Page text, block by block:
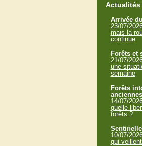
Actualités
Arrivée
23/07/
mais la
continue
Forêts et
21/07/
une
semaine
Forêts
14/07/
quelle
forêts ?
10/07/
qui